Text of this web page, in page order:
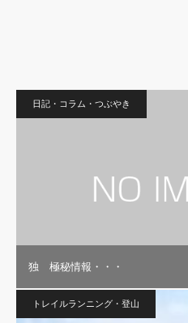
日記・コラム・つぶやき
独 極秘情報・・・
トレイルランニング・登山